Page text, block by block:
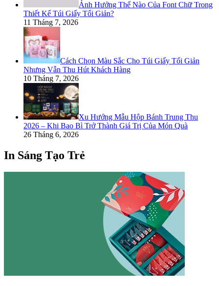
Ảnh Hưởng Thế Nào Của Font Chữ Trong
Thiết Kế Túi Giấy Tối Giản?
11 Tháng 7, 2026
Cách Chọn Màu Sắc Cho Túi Giấy Tối Giản
Nhưng Vẫn Thu Hút Khách Hàng
10 Tháng 7, 2026
Xu Hướng Mẫu Hộp Bánh Trung Thu
2026 – Khi Bao Bì Trở Thành Giá Trị Của Món Quà
26 Tháng 6, 2026
In Sáng Tạo Trẻ